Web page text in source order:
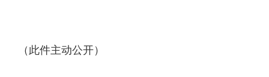
（此件主动公开）